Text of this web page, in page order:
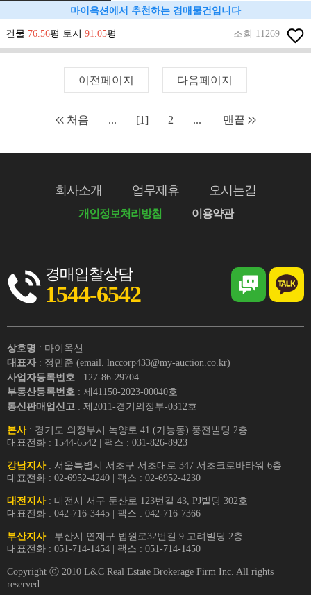
마이옥션에서 추천하는 경매물건입니다
건물 76.56평 토지 91.05평 조회 11269
이전페이지 다음페이지
처음 ... [1] 2 ... 맨끝
회사소개 업무제휴 오시는길
개인정보처리방침 이용약관
경매입찰상담
1544-6542
상호명 : 마이옥션
대표자 : 정민준 (email. lnccorp433@my-auction.co.kr)
사업자등록번호 : 127-86-29704
부동산등록번호 : 제41150-2023-00040호
통신판매업신고 : 제2011-경기의정부-0312호
본사: 경기도 의정부시 녹양로 41 (가능동) 풍전빌딩 2층
대표전화 : 1544-6542 | 팩스 : 031-826-8923
강남지사: 서울특별시 서초구 서초대로 347 서초크로바타워 6층
대표전화 : 02-6952-4240 | 팩스 : 02-6952-4230
대전지사: 대전시 서구 둔산로 123번길 43, PJ빌딩 302호
대표전화 : 042-716-3445 | 팩스 : 042-716-7366
부산지사: 부산시 연제구 법원로32번길 9 고려빌딩 2층
대표전화 : 051-714-1454 | 팩스 : 051-714-1450
Copyright ⓒ 2010 L&C Real Estate Brokerage Firm Inc. All rights
reserved.